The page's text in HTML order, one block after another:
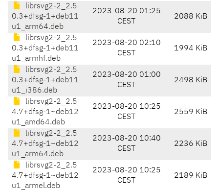
librsvg2-2_2.5
0.3+dfsg-1+deb11
u1_arm64.deb
2023-08-20 01:25
CEST
2088 KiB
librsvg2-2_2.5
0.3+dfsg-1+deb11
u1_armhf.deb
2023-08-20 02:10
CEST
1994 KiB
librsvg2-2_2.5
0.3+dfsg-1+deb11
u1_i386.deb
2023-08-20 01:00
CEST
2498 KiB
librsvg2-2_2.5
4.7+dfsg-1~deb12
u1_amd64.deb
2023-08-20 10:25
CEST
2559 KiB
librsvg2-2_2.5
4.7+dfsg-1~deb12
u1_arm64.deb
2023-08-20 10:40
CEST
2236 KiB
librsvg2-2_2.5
4.7+dfsg-1~deb12
u1_armel.deb
2023-08-20 10:25
CEST
2189 KiB